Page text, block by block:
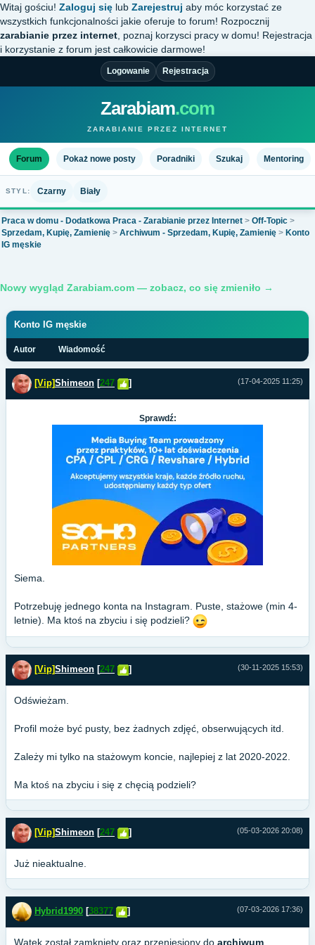
Witaj gościu! Zaloguj się lub Zarejestruj aby móc korzystać ze
wszystkich funkcjonalności jakie oferuje to forum! Rozpocznij
zarabianie przez internet , poznaj korzysci pracy w domu! Rejestracja
i korzystanie z forum jest całkowicie darmowe!
Logowanie Rejestracja
Zarabiam.com
ZARABIANIE PRZEZ INTERNET
Forum Pokaż nowe posty Poradniki Szukaj Mentoring
STYL: Czarny Biały
Praca w domu - Dodatkowa Praca - Zarabianie przez Internet > Off-Topic >
Sprzedam, Kupię, Zamienię > Archiwum - Sprzedam, Kupię, Zamienię > Konto
IG męskie
Nowy wygląd Zarabiam.com — zobacz, co się zmieniło →
Konto IG męskie
Autor Wiadomość
(17-04-2025 11:25)
[Vip]Shimeon [247 ]
Sprawdź:
Siema.
Potrzebuję jednego konta na Instagram. Puste, stażowe (min 4-
letnie). Ma ktoś na zbyciu i się podzieli?
(30-11-2025 15:53)
[Vip]Shimeon [247 ]
Odświeżam.
Profil może być pusty, bez żadnych zdjęć, obserwujących itd.
Zależy mi tylko na stażowym koncie, najlepiej z lat 2020-2022.
Ma ktoś na zbyciu i się z chęcią podzieli?
(05-03-2026 20:08)
[Vip]Shimeon [247 ]
Już nieaktualne.
(07-03-2026 17:36)
Hybrid1990 [38377 ]
Wątek został zamknięty oraz przeniesiony do archiwum